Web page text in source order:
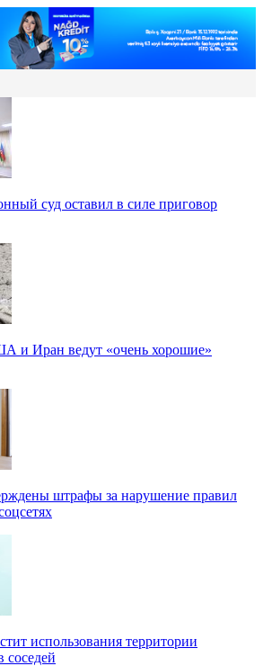
суд оставил в силе приговор
и Иран ведут «очень хорошие»
штрафы за нарушение правил
использования территории
соседей